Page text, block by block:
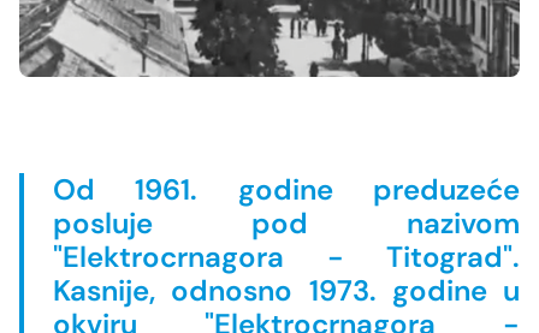
Od 1961. godine preduzeće
posluje pod nazivom
"Elektrocrnagora - Titograd".
Kasnije, odnosno 1973. godine u
okviru "Elektrocrnagora -